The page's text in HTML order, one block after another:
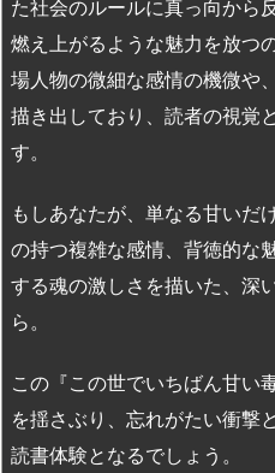
た社会のルールに真っ向から
燃え上がるような魅力を放つ
場人物の微細な感情の機微や
描き出しており、読者の視覚
す。
もしあなたが、単なる甘いだ
の持つ複雑な感情、背徳的な
する魂の激しさを描いた、深
ら。
この『この世でいちばん甘い
を揺さぶり、忘れがたい衝撃
読書体験となるでしょう。